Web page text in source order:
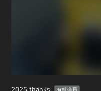
2025 thanks 有料会員